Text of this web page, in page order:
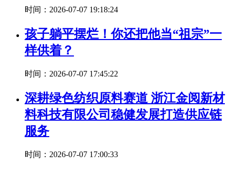
时间：2026-07-07 19:18:24
孩子躺平摆烂！你还把他当“祖宗”一
样供着？
时间：2026-07-07 17:45:22
深耕绿色纺织原料赛道 浙江金阅新材
料科技有限公司稳健发展打造供应链
服务
时间：2026-07-07 17:00:33